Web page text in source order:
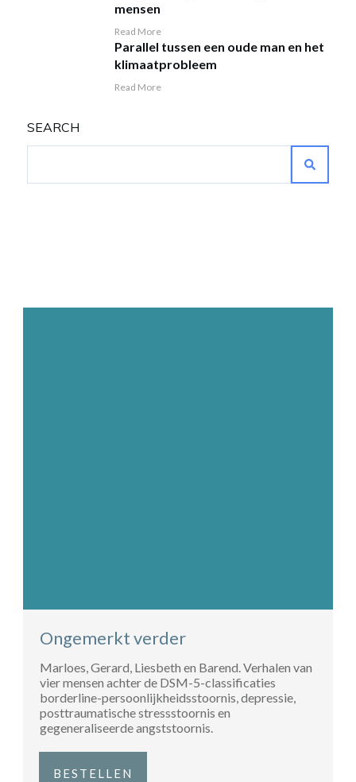
mensen
Read More
Parallel tussen een oude man en het
klimaatprobleem
Read More
SEARCH
Ongemerkt verder
Marloes, Gerard, Liesbeth en Barend. Verhalen van
vier mensen achter de DSM-5-classificaties
borderline-persoonlijkheidsstoornis, depressie,
posttraumatische stressstoornis en
gegeneraliseerde angststoornis.
BESTELLEN